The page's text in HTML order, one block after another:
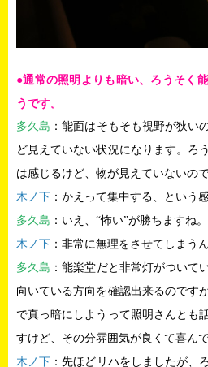
●通常の照明よりも暗い、ろうそく
うです。
多久島 ：能面はそもそも視野が狭い
ど見えていない状況になります。ろ
は感じるけど、物が見えていないの
木ノ下 ：かえって集中する、という
多久島 ：いえ、“怖い”が勝ちますね。
木ノ下 ：非常に無理をさせてしまう
多久島 ：能楽堂だと非常灯がついて
向いている方向を確認出来るのです
で真っ暗にしようって照明さんとも
すけど、その分雰囲気が良くて喜ん
木ノ下 ：先ほどリハをしましたが、